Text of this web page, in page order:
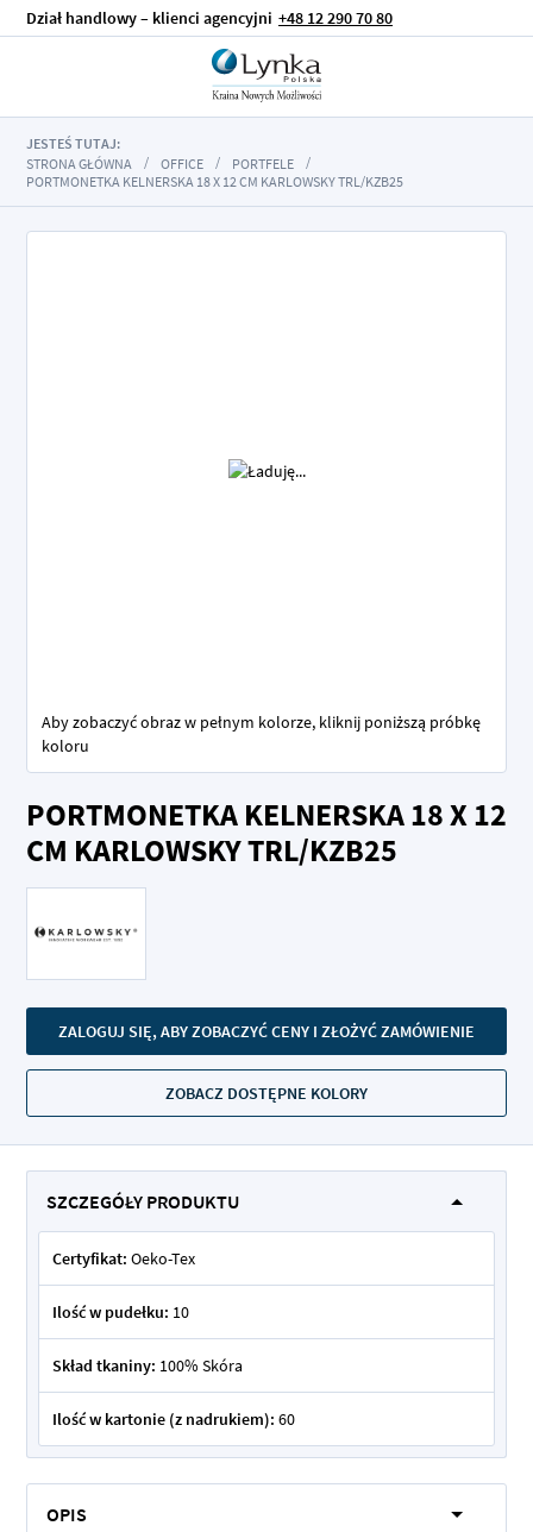
Dział handlowy – klienci agencyjni +48 12 290 70 80
JESTEŚ TUTAJ:
STRONA GŁÓWNA
OFFICE
PORTFELE
PORTMONETKA KELNERSKA 18 X 12 CM KARLOWSKY TRL/KZB25
PORTMONETKA KELNERSKA 18 X 12
CM KARLOWSKY TRL/KZB25
ZALOGUJ SIĘ, ABY ZOBACZYĆ CENY I ZŁOŻYĆ ZAMÓWIENIE
ZOBACZ DOSTĘPNE KOLORY
Aby zobaczyć obraz w pełnym kolorze, kliknij poniższą próbkę
koloru
na
początek
galerii
SZCZEGÓŁY PRODUKTU
Certyfikat: Oeko-Tex
Ilość w pudełku: 10
Skład tkaniny: 100% Skóra
Ilość w kartonie (z nadrukiem): 60
OPIS